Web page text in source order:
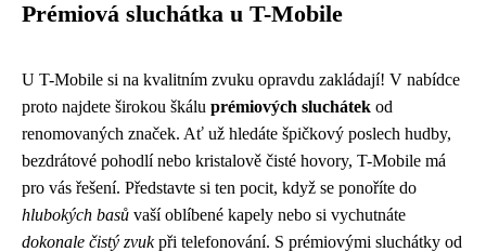
Prémiová sluchátka u T-Mobile
U T-Mobile si na kvalitním zvuku opravdu zakládají! V nabídce
proto najdete širokou škálu prémiových sluchátek od
renomovaných značek. Ať už hledáte špičkový poslech hudby,
bezdrátové pohodlí nebo kristalově čisté hovory, T-Mobile má
pro vás řešení. Představte si ten pocit, když se ponoříte do
hlubokých basů vaší oblíbené kapely nebo si vychutnáte
dokonale čistý zvukpři telefonování. S prémiovými sluchátky od